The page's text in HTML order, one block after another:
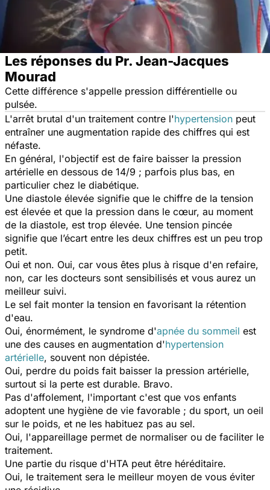
Les réponses du Pr. Jean-Jacques
Mourad
Cette différence s'appelle pression différentielle ou
pulsée.
L'arrêt brutal d'un traitement contre l'hypertension peut
entraîner une augmentation rapide des chiffres qui est
néfaste.
En général, l'objectif est de faire baisser la pression
artérielle en dessous de 14/9 ; parfois plus bas, en
particulier chez le diabétique.
Une diastole élevée signifie que le chiffre de la tension
est élevée et que la pression dans le cœur, au moment
de la diastole, est trop élevée. Une tension pincée
signifie que l’écart entre les deux chiffres est un peu trop
petit.
Oui et non. Oui, car vous êtes plus à risque d'en refaire,
non, car les docteurs sont sensibilisés et vous aurez un
meilleur suivi.
Le sel fait monter la tension en favorisant la rétention
d'eau.
Oui, énormément, le syndrome d'apnée du sommeil est
une des causes en augmentation d'hypertension
artérielle, souvent non dépistée.
Oui, perdre du poids fait baisser la pression artérielle,
surtout si la perte est durable. Bravo.
Pas d'affolement, l'important c'est que vos enfants
adoptent une hygiène de vie favorable ; du sport, un oeil
sur le poids, et ne les habituez pas au sel.
Oui, l'appareillage permet de normaliser ou de faciliter le
traitement.
Une partie du risque d'HTA peut être héréditaire.
Oui, le traitement sera le meilleur moyen de vous éviter